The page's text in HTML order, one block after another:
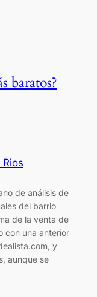
baratos?
de análisis de
del barrio
de la venta de
con una anterior
y
aunque se